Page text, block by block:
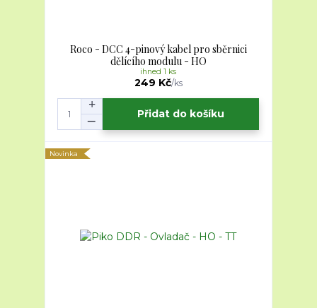
Roco - DCC 4-pinový kabel pro sběrnici
dělícího modulu - HO
249 Kč/ks
ihned 1 ks
Přidat do košíku
Novinka